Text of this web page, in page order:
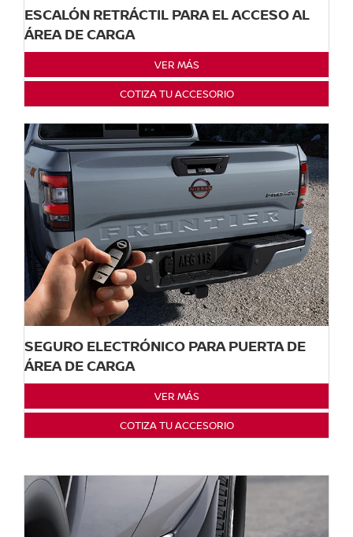
ESCALÓN RETRÁCTIL PARA EL ACCESO AL
ÁREA DE CARGA
VER MÁS
COTIZA TU ACCESORIO
SEGURO ELECTRÓNICO PARA PUERTA DE
ÁREA DE CARGA
VER MÁS
COTIZA TU ACCESORIO